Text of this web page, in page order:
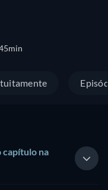
capítulo na